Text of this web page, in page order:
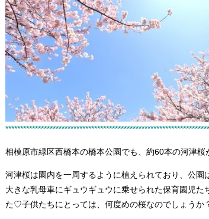
相模原市緑区西橋本の橋本公園でも、約60本の河津桜
河津桜は園内を一周するように植えられており、公園
大きな乳母車にギュウギュウに乗せられた保育園児
た♡子供たちにとっては、何度めの桜なのでしょうか